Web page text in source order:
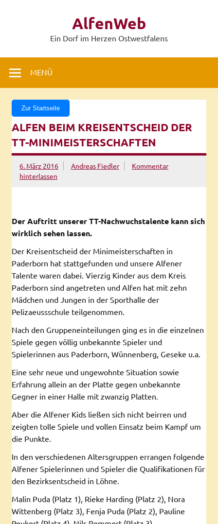
AlfenWeb
Ein Dorf im Herzen Ostwestfalens
MENÜ
Zur Startseite
ALFEN BEIM KREISENTSCHEID DER
TT-MINIMEISTERSCHAFTEN
6. März 2016 Andreas Fiedler
Kommentar
hinterlassen
Der Auftritt unserer TT-Nachwuchstalente kann sich
wirklich sehen lassen.
Der Kreisentscheid der Minimeisterschaften in
Paderborn hat stattgefunden und unsere Alfener
Talente waren dabei. Vierzig Kinder aus dem Kreis
Paderborn sind angetreten und Alfen hat mit zehn
Mädchen und Jungen in der Sporthalle der
Pelizaeussschule teilgenommen.
Nach den Gruppeneinteilungen ging es in die einzelnen
Spiele gegen völlig unbekannte Spieler und
Spielerinnen aus Paderborn, Wünnenberg, Geseke u.a.
Eine sehr neue und ungewohnte Situation sowie
Erfahrung allein an der Platte gegen unbekannte
Gegner in einer Halle mit zwanzig Platten.
Aber die Alfener Kids ließen sich nicht beirren und
zeigten tolle Spiele und vollen Einsatz beim Kampf um
die Punkte.
In den verschiedenen Altersgruppen errangen folgende
Alfener Spielerinnen und Spieler die Qualifikationen für
den Bezirksentscheid in Löhne.
Malin Puda (Platz 1), Rieke Harding (Platz 2), Nora
Wittenberg (Platz 3), Fenja Puda (Platz 2), Pauline